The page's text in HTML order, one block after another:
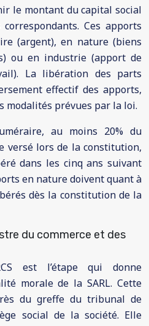
le montant du capital social
Ces apports
(argent), en nature (biens
ou en industrie (apport de
La libération des parts
effectif des apports,
modalités prévues par la loi.
au moins 20% du
versé lors de la constitution,
dans les cinq ans suivant
en nature doivent quant à
dès la constitution de la
du commerce et des
est l’étape qui donne
morale de la SARL. Cette
du greffe du tribunal de
social de la société. Elle